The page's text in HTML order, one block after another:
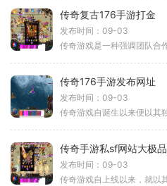
传奇复古176手游打金
发布时间：09-03
传奇176手游发布网址
发布时间：09-03
传奇手游私sf网站大极品
发布时间：09-03